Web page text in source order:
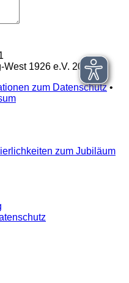
1926 e.V. 2025
zum Datenschutz•
zum Jubiläum